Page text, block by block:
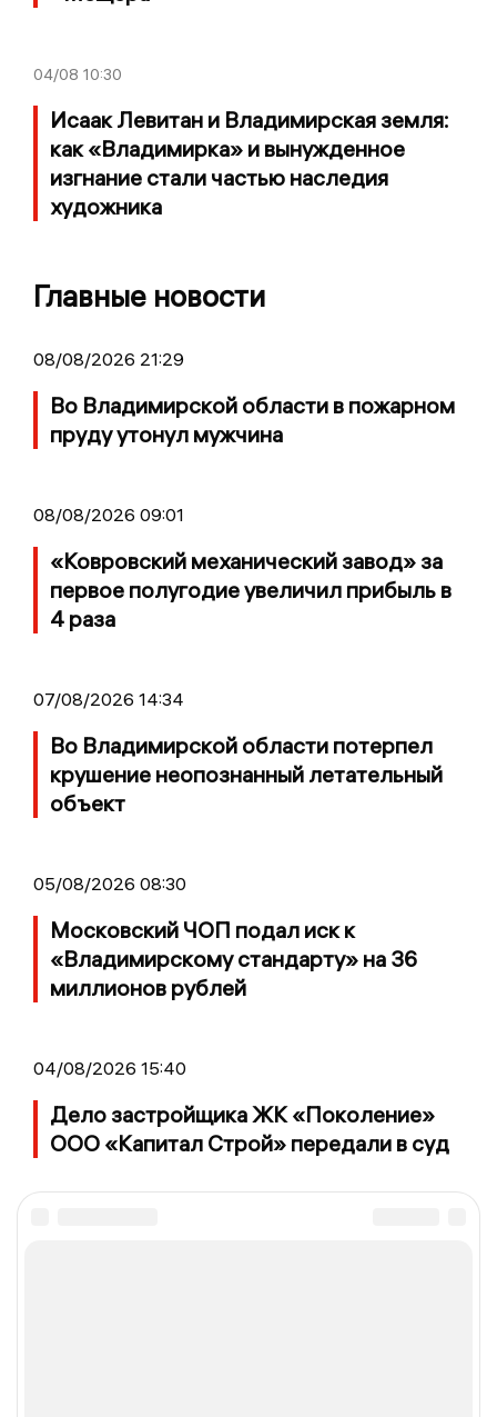
04/08 10:30
Исаак Левитан и Владимирская земля:
как «Владимирка» и вынужденное
изгнание стали частью наследия
художника
Главные новости
08/08/2026 21:29
Во Владимирской области в пожарном
пруду утонул мужчина
08/08/2026 09:01
«Ковровский механический завод» за
первое полугодие увеличил прибыль в
4 раза
07/08/2026 14:34
Во Владимирской области потерпел
крушение неопознанный летательный
объект
05/08/2026 08:30
Московский ЧОП подал иск к
«Владимирскому стандарту» на 36
миллионов рублей
04/08/2026 15:40
Дело застройщика ЖК «Поколение»
ООО «Капитал Строй» передали в суд